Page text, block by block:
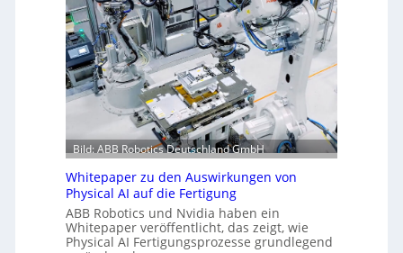
n
a
c
h
I
E
C
6
2
4
4
3
-
l
o
b
a
l
e
s
T
r
a
i
n
i
n
o
m
e
L
ö
s
u
g
e
n
s
Bild: ABB Robotics Deutschland GmbH
Whitepaper zu den Auswirkungen von
Physical AI auf die Fertigung
ABB Robotics und Nvidia haben ein
Whitepaper veröffentlicht, das zeigt, wie
Physical AI Fertigungsprozesse grundlegend